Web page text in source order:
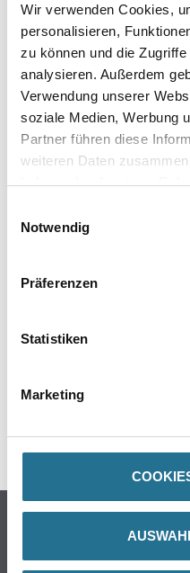
Wir verwenden Cookies,
personalisieren,
zu können und die
analysieren. Außerdem
Verwendung unserer
soziale Medien, Werbung
Partner führen diese
weiteren Daten
haben oder die sie im
Notwendig
Präferenzen
Statistiken
Marketing
- Lösemittelfrei
- Hochglänzend und extrem
- Ohne Ausbau, ohne Schmutz
- Dauerhaft
- Leicht zu verarbeiten
Verbrauch
150 g
Achtung
DATENBLÄTTER
SPEZIFIKATIONEN
Online-Shop